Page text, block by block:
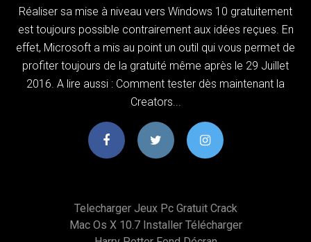
Réaliser sa mise à niveau vers Windows 10 gratuitement
est toujours possible contrairement aux idées reçues. En
effet, Microsoft a mis au point un outil qui vous permet de
profiter toujours de la gratuité même après le 29 Juillet
2016. A lire aussi : Comment tester dès maintenant la
Creators...
Telecharger Jeux Pc Gratuit Crack
Mac Os X 10.7 Installer Télécharger